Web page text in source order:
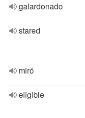
galardonado
stared
miró
eligible